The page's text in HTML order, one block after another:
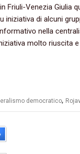
Friuli-Venezia Giulia
iniziativa di alcuni
nella
molto riuscita
democratico,